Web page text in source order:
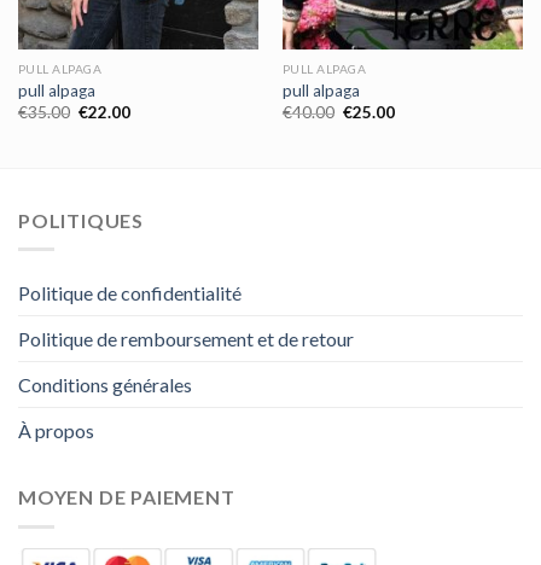
PULL ALPAGA
pull alpaga
€35.00 €22.00
PULL ALPAGA
pull alpaga
€40.00 €25.00
POLITIQUES
Politique de confidentialité
Politique de remboursement et de retour
Conditions générales
À propos
MOYEN DE PAIEMENT